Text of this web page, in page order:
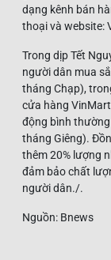
dạng kênh bán
thoại và website:
Trong dịp Tết
người dân mua
tháng Chạp),
cửa hàng
động bình
tháng Giêng).
thêm 20% lượng
đảm bảo chất
người dân./.
Nguồn: Bnews